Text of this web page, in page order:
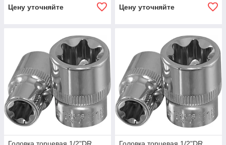
Цену уточняйте Цену уточняйте